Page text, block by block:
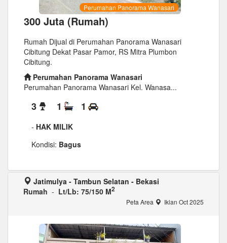
Perumahan Panorama Wanasari
300 Juta (Rumah)
Rumah Dijual di Perumahan Panorama Wanasari
Cibitung Dekat Pasar Pamor, RS Mitra Plumbon
Cibitung.
Perumahan Panorama Wanasari
Perumahan Panorama Wanasari Kel. Wanasa...
3 1 1
- HAK MILIK
Kondisi: Bagus
Jatimulya - Tambun Selatan - Bekasi
Rumah - Lt/Lb: 75/150 M2
Peta Area Iklan Oct 2025